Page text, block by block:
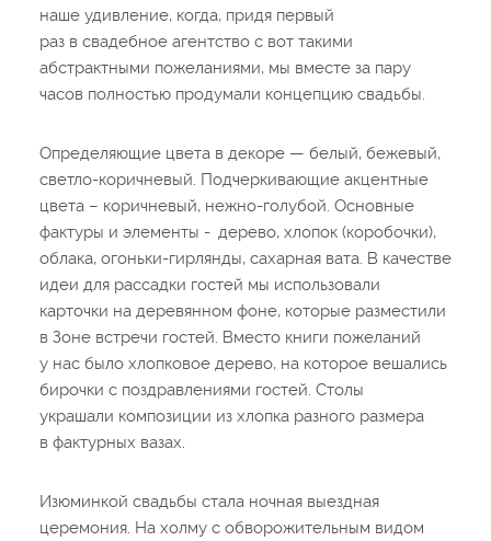
наше удивление, когда, придя первый
раз в свадебное агентство с вот такими
абстрактными пожеланиями, мы вместе за пару
часов полностью продумали концепцию свадьбы.
Определяющие цвета в декоре — белый, бежевый,
светло-коричневый. Подчеркивающие акцентные
цвета – коричневый, нежно-голубой. Основные
фактуры и элементы - дерево, хлопок (коробочки),
облака, огоньки-гирлянды, сахарная вата. В качестве
идеи для рассадки гостей мы использовали
карточки на деревянном фоне, которые разместили
в Зоне встречи гостей. Вместо книги пожеланий
у нас было хлопковое дерево, на которое вешались
бирочки с поздравлениями гостей. Столы
украшали композиции из хлопка разного размера
в фактурных вазах.
Изюминкой свадьбы стала ночная выездная
церемония. На холму с обворожительным видом